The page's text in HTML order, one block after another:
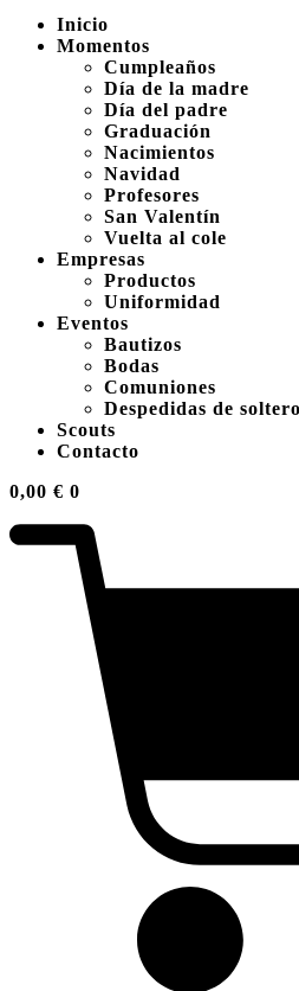
Inicio
Momentos
Cumpleaños
Día de la madre
Día del padre
Graduación
Nacimientos
Navidad
Profesores
San Valentín
Vuelta al cole
Empresas
Productos
Uniformidad
Eventos
Bautizos
Bodas
Comuniones
Despedidas de soltero
Scouts
Contacto
0,00 € 0